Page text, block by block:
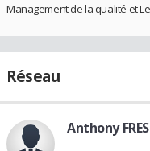
Management de la qualité et
Réseau
Anthony